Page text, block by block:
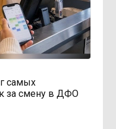
самых
за смену в ДФО